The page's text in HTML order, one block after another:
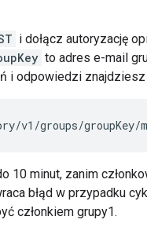
i dołącz autoryzację
to adres e-mail
i odpowiedzi
v1/groups/groupKey/
10 minut, zanim
błąd w przypadku
członkiem grupy1.